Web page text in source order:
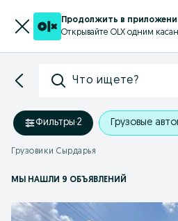
Продолжить в
Открывайте OLX одним
Что ищете?
Фильтры·2 Грузовые
Грузовики Cырдарья
МЫ НАШЛИ 9 ОБЪЯВЛЕНИЙ